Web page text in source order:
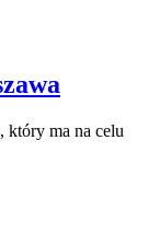
który ma na celu